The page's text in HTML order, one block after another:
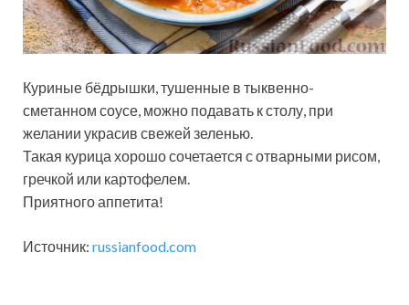
Куриные бёдрышки, тушенные в тыквенно-
сметанном соусе, можно подавать к столу, при
желании украсив свежей зеленью.
Такая курица хорошо сочетается с отварными рисом,
гречкой или картофелем.
Приятного аппетита!
Источник: russianfood.com